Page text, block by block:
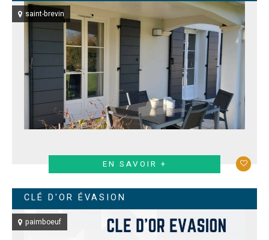
saint-brevin
EN SAVOIR +
CLÉ D'OR ÉVASION
paimboeuf